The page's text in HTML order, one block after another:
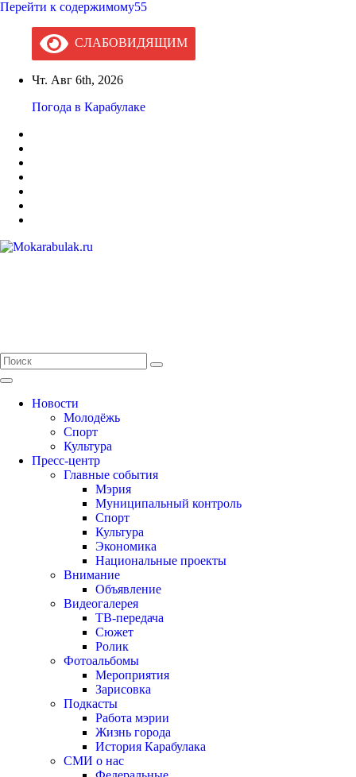
Перейти к содержимому55
СЛАБОВИДЯЩИМ
Чт. Авг 6th, 2026
Погода в Карабулаке
Новости
Молодёжь
Спорт
Культура
Пресс-центр
Главные события
Мэрия
Муниципальный контроль
Спорт
Культура
Экономика
Национальные проекты
Внимание
Объявление
Видеогалерея
ТВ-передача
Сюжет
Ролик
Фотоальбомы
Мероприятия
Зарисовка
Подкасты
Работа мэрии
Жизнь города
История Карабулака
СМИ о нас